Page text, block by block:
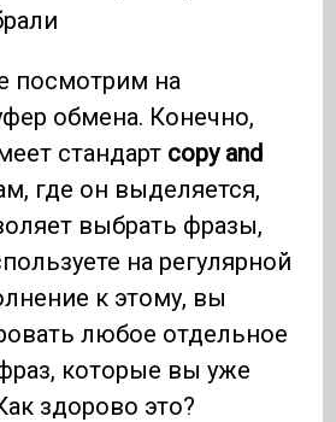
посмотрим на
обмена. Конечно,
стандарт copy and
где он выделяется,
выбрать фразы,
на регулярной
к этому, вы
любое отдельное
которые вы уже
здорово это?